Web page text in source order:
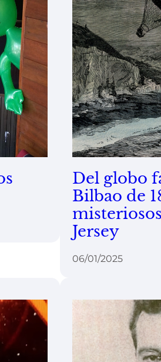
Del globo
Bilbao de
Jersey
06/01/2025